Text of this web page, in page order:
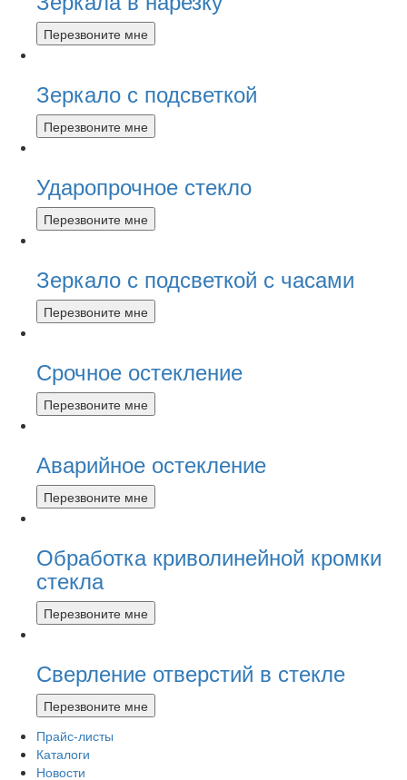
Перезвоните мне
Зеркало с подсветкой
Перезвоните мне
Ударопрочное стекло
Перезвоните мне
Зеркало с подсветкой с часами
Перезвоните мне
Срочное остекление
Перезвоните мне
Аварийное остекление
Перезвоните мне
Обработка криволинейной кромки
стекла
Перезвоните мне
Сверление отверстий в стекле
Перезвоните мне
Прайс-листы
Каталоги
Новости